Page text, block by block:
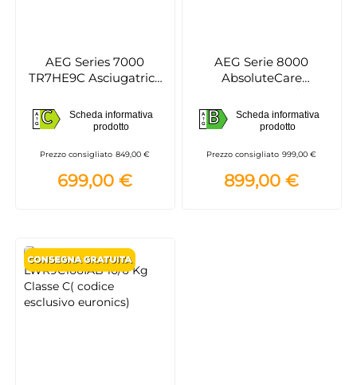
AEG Series 7000
TR7HE9C Asciugatrice
kg
A
G C
Scheda informativa
prodotto
Prezzo consigliato 849,00 €
699,00 €
AEG Serie 8000
AbsoluteCare
Pompa di Calore Lana
Woolmark
A
G B
Scheda informativa
prodotto
Prezzo consigliato 999,00 €
899,00 €